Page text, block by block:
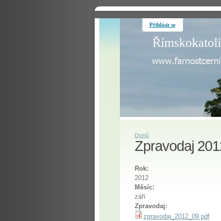
Přihlásit se
Domů
Zpravodaj
Rok:
2012
Měsíc:
září
Zpravodaj:
zpravodaj_2012_09.pdf